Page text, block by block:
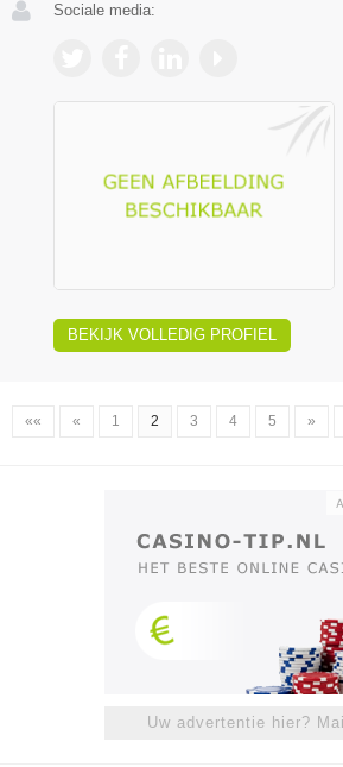
Sociale media:
BEKIJK VOLLEDIG PROFIEL
«« « 1 2 3 4 5 »
Uw advertentie hier?